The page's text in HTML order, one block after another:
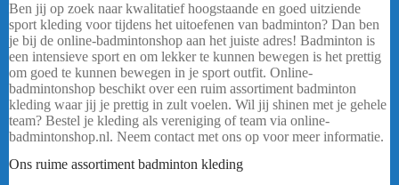
Ben jij op zoek naar kwalitatief hoogstaande en goed uitziende
sport kleding voor tijdens het uitoefenen van badminton? Dan ben
je bij de online-badmintonshop aan het juiste adres! Badminton is
een intensieve sport en om lekker te kunnen bewegen is het prettig
om goed te kunnen bewegen in je sport outfit. Online-
badmintonshop beschikt over een ruim assortiment badminton
kleding waar jij je prettig in zult voelen. Wil jij shinen met je gehele
team? Bestel je kleding als vereniging of team via online-
badmintonshop.nl. Neem contact met ons op voor meer informatie.
Ons ruime assortiment badminton kleding